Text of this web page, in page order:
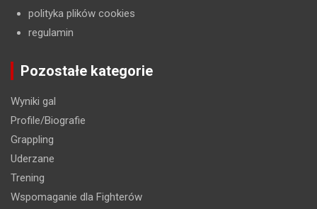
polityka plików cookies
regulamin
Pozostałe kategorie
Wyniki gal
Profile/Biografie
Grappling
Uderzane
Trening
Wspomaganie dla Fighterów